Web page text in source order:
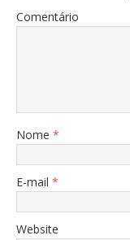
Comentário
Nome *
E-mail *
Website